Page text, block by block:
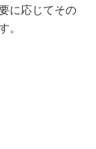
に応じてその